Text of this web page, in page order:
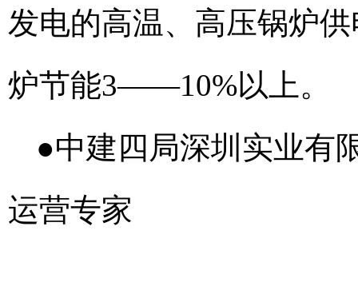
发电的高温、高压锅炉
炉节能3——10%以上。
●中建四局深圳实业
运营专家